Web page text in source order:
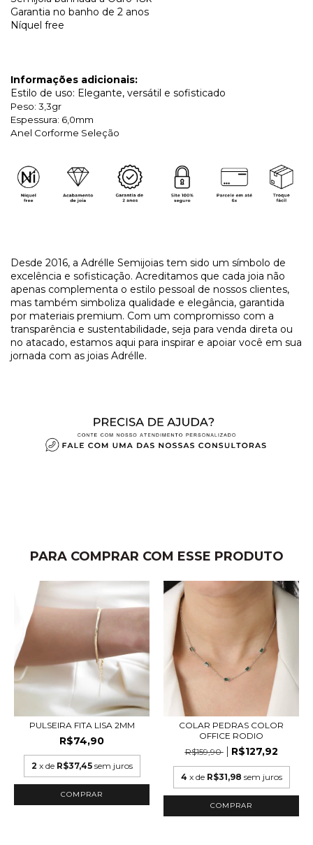
Garantia no banho de 2 anos
Níquel free
Informações adicionais:
Estilo de uso: Elegante, versátil e sofisticado
Peso: 3,3gr
Espessura: 6,0mm
Anel Corforme Seleção
Desde 2016, a Adrélle Semijoias tem sido um símbolo de
excelência e sofisticação. Acreditamos que cada joia não
apenas complementa o estilo pessoal de nossos clientes,
mas também simboliza qualidade e elegância, garantida
por materiais premium. Com um compromisso com a
transparência e sustentabilidade, seja para venda direta ou
no atacado, estamos aqui para inspirar e apoiar você em sua
jornada com as joias Adrélle.
PARA COMPRAR COM ESSE PRODUTO
PULSEIRA FITA LISA 2MM
R$74,90
2 x de R$37,45 sem juros
COMPRAR
COLAR PEDRAS COLOR
OFFICE RODIO
R$159,90
R$127,92
4 x de R$31,98 sem juros
COMPRAR